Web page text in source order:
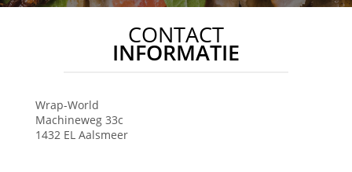
CONTACT
INFORMATIE
Wrap-World
Machineweg 33c
1432 EL Aalsmeer